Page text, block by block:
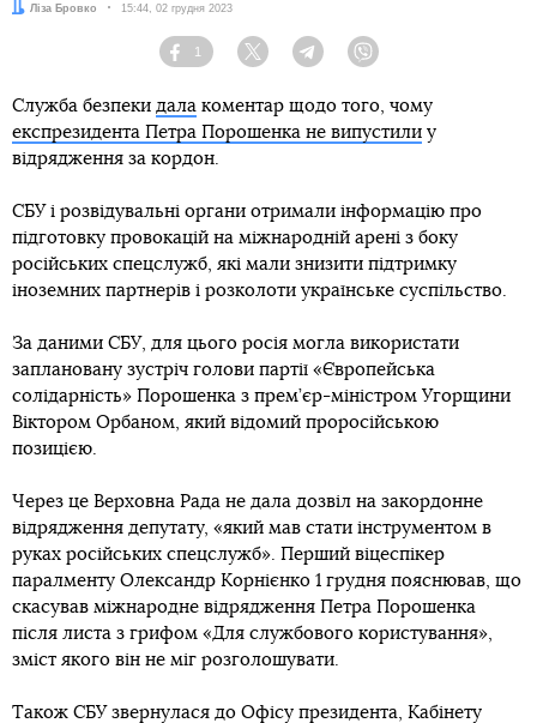
Автор:
Ліза Бровко Дата:
15:44, 02 грудня 2023
Facebook
1
Twitter TelegramViber
Служба безпеки дала коментар щодо того, чому
експрезидента Петра Порошенка не випустили у
відрядження за кордон.
СБУ і розвідувальні органи отримали інформацію про
підготовку провокацій на міжнародній арені з боку
російських спецслужб, які мали знизити підтримку
іноземних партнерів і розколоти українське суспільство.
За даними СБУ, для цього росія могла використати
заплановану зустріч голови партії «Європейська
солідарність» Порошенка з прем’єр-міністром Угорщини
Віктором Орбаном, який відомий проросійською
позицією.
Через це Верховна Рада не дала дозвіл на закордонне
відрядження депутату, «який мав стати інструментом в
руках російських спецслужб». Перший віцеспікер
паралменту Олександр Корнієнко 1 грудня пояснював, що
скасував міжнародне відрядження Петра Порошенка
після листа з грифом «Для службового користування»,
зміст якого він не міг розголошувати.
Також СБУ звернулася до Офісу президента, Кабінету